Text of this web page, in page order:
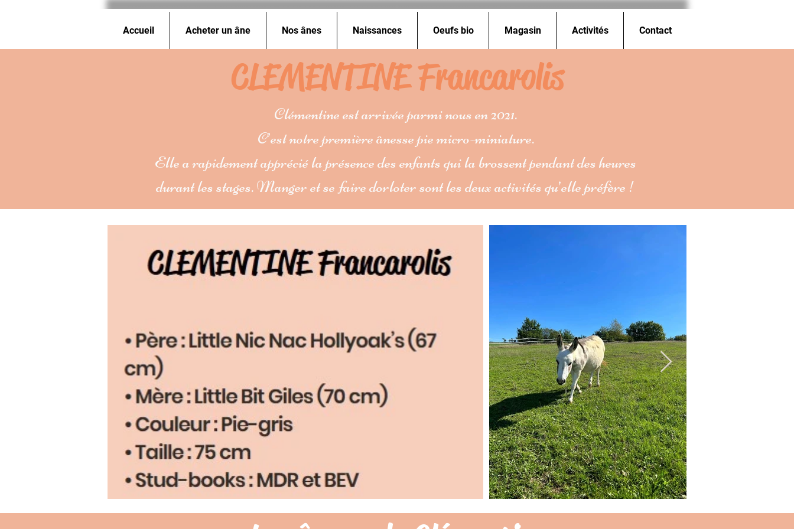
Accueil Acheter un âne Nos ânes Naissances Oeufs bio Magasin Activités Contact
CLEMENTINE Francarolis
Clémentine est arrivée parmi nous en 2021.
C’est notre première ânesse pie micro-miniature.
Elle a rapidement apprécié la présence des enfants qui la brossent pendant des heures
durant les stages. Manger et se faire dorloter sont les deux activités qu’elle préfère !